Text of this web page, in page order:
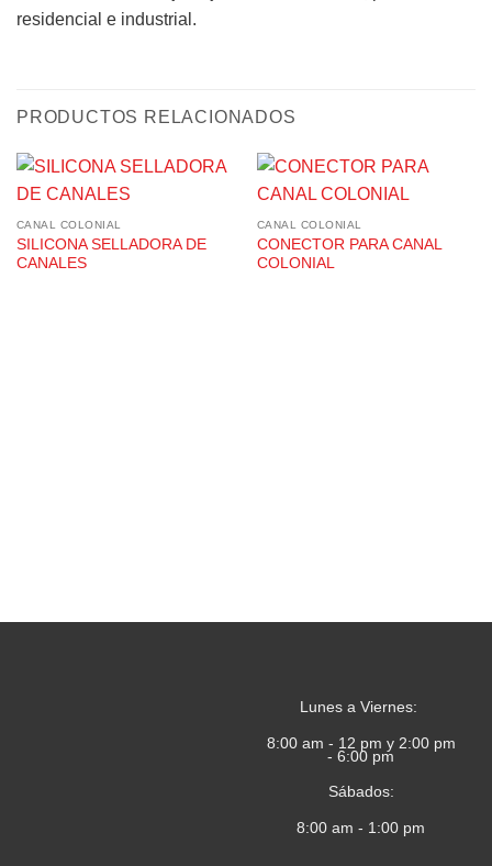
residencial e industrial.
PRODUCTOS RELACIONADOS
CANAL COLONIAL
SILICONA SELLADORA DE
CANALES
CANAL COLONIAL
CONECTOR PARA CANAL
COLONIAL
Lunes a Viernes:
8:00 am - 12 pm y 2:00 pm
- 6:00 pm
Sábados:
8:00 am - 1:00 pm